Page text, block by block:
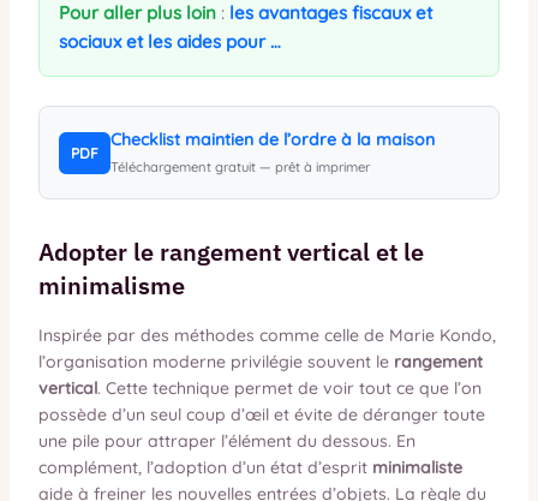
Pour aller plus loin: les avantages fiscaux et
sociaux et les aides pour …
PDF
Checklist maintien de l’ordre à la maison
Téléchargement gratuit — prêt à imprimer
Adopter le rangement vertical et le
minimalisme
Inspirée par des méthodes comme celle de Marie Kondo,
l’organisation moderne privilégie souvent le rangement
vertical. Cette technique permet de voir tout ce que l’on
possède d’un seul coup d’œil et évite de déranger toute
une pile pour attraper l’élément du dessous. En
complément, l’adoption d’un état d’esprit minimaliste
aide à freiner les nouvelles entrées d’objets. La règle du